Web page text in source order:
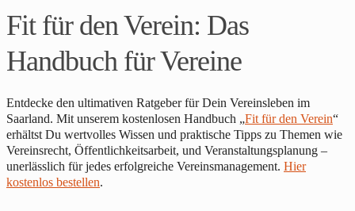
Fit für den Verein: Das
Handbuch für Vereine
Entdecke den ultimativen Ratgeber für Dein Vereinsleben im
Saarland. Mit unserem kostenlosen Handbuch „Fit für den Verein“
erhältst Du wertvolles Wissen und praktische Tipps zu Themen wie
Vereinsrecht, Öffentlichkeitsarbeit, und Veranstaltungsplanung –
unerlässlich für jedes erfolgreiche Vereinsmanagement. Hier
kostenlos bestellen.